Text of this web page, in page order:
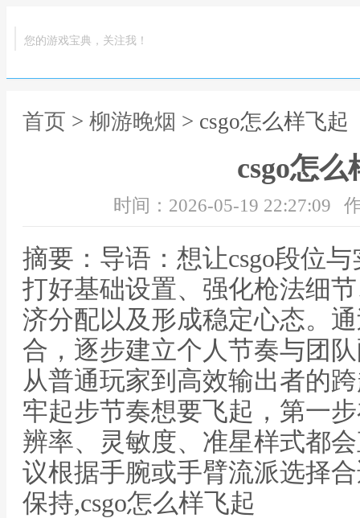
您的游戏宝典，关注我！
首页 > 柳游晚烟 > csgo怎么样飞起
csgo怎么
时间：2026-05-19 22:27:09
摘要：导语：想让csgo段位
打好基础设置、强化枪法细
济分配以及形成稳定心态。
合，逐步建立个人节奏与团
从普通玩家到高效输出者的
牢起步节奏想要飞起，第一
辨率、灵敏度、准星样式都
议根据手腕或手臂流派选择
保持,csgo怎么样飞起